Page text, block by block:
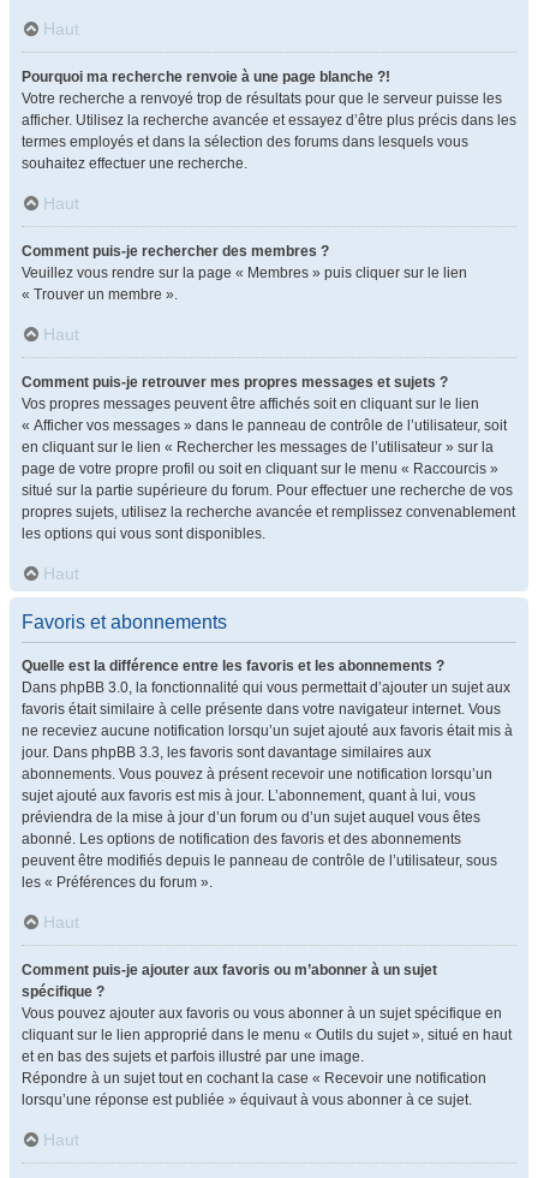
Haut
Pourquoi ma recherche renvoie à une page blanche ?!
Votre recherche a renvoyé trop de résultats pour que le serveur puisse les
afficher. Utilisez la recherche avancée et essayez d’être plus précis dans les
termes employés et dans la sélection des forums dans lesquels vous
souhaitez effectuer une recherche.
Haut
Comment puis-je rechercher des membres ?
Veuillez vous rendre sur la page « Membres » puis cliquer sur le lien
« Trouver un membre ».
Haut
Comment puis-je retrouver mes propres messages et sujets ?
Vos propres messages peuvent être affichés soit en cliquant sur le lien
« Afficher vos messages » dans le panneau de contrôle de l’utilisateur, soit
en cliquant sur le lien « Rechercher les messages de l’utilisateur » sur la
page de votre propre profil ou soit en cliquant sur le menu « Raccourcis »
situé sur la partie supérieure du forum. Pour effectuer une recherche de vos
propres sujets, utilisez la recherche avancée et remplissez convenablement
les options qui vous sont disponibles.
Haut
Favoris et abonnements
Quelle est la différence entre les favoris et les abonnements ?
Dans phpBB 3.0, la fonctionnalité qui vous permettait d’ajouter un sujet aux
favoris était similaire à celle présente dans votre navigateur internet. Vous
ne receviez aucune notification lorsqu’un sujet ajouté aux favoris était mis à
jour. Dans phpBB 3.3, les favoris sont davantage similaires aux
abonnements. Vous pouvez à présent recevoir une notification lorsqu’un
sujet ajouté aux favoris est mis à jour. L’abonnement, quant à lui, vous
préviendra de la mise à jour d’un forum ou d’un sujet auquel vous êtes
abonné. Les options de notification des favoris et des abonnements
peuvent être modifiés depuis le panneau de contrôle de l’utilisateur, sous
les « Préférences du forum ».
Haut
Comment puis-je ajouter aux favoris ou m’abonner à un sujet
spécifique ?
Vous pouvez ajouter aux favoris ou vous abonner à un sujet spécifique en
cliquant sur le lien approprié dans le menu « Outils du sujet », situé en haut
et en bas des sujets et parfois illustré par une image.
Répondre à un sujet tout en cochant la case « Recevoir une notification
lorsqu’une réponse est publiée » équivaut à vous abonner à ce sujet.
Haut